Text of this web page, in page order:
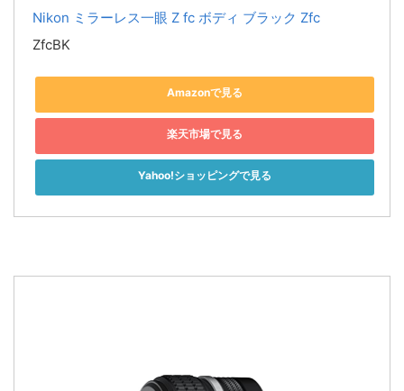
Nikon ミラーレス一眼 Z fc ボディ ブラック Zfc
ZfcBK
Amazonで見る
楽天市場で見る
Yahoo!ショッピングで見る